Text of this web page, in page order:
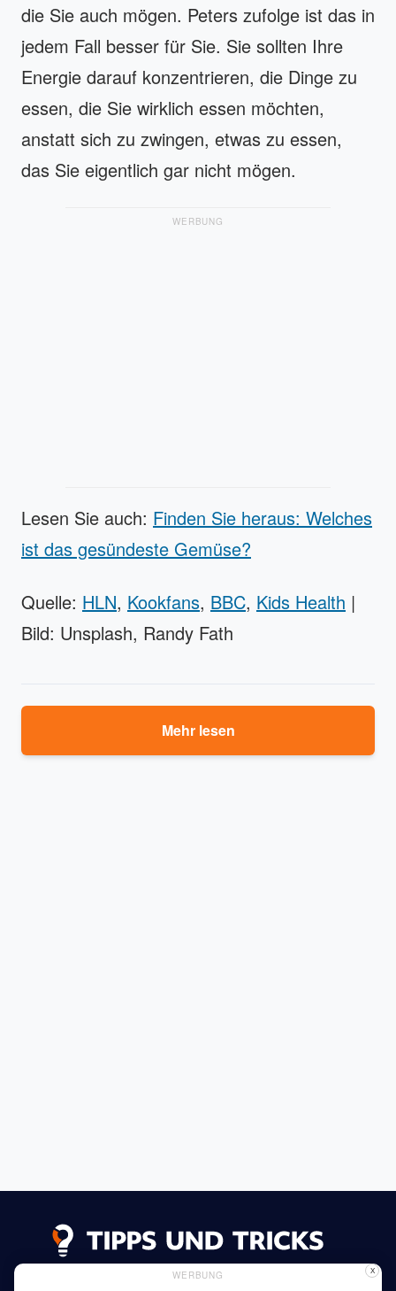
die Sie auch mögen. Peters zufolge ist das in
jedem Fall besser für Sie. Sie sollten Ihre
Energie darauf konzentrieren, die Dinge zu
essen, die Sie wirklich essen möchten,
anstatt sich zu zwingen, etwas zu essen,
das Sie eigentlich gar nicht mögen.
WERBUNG
Lesen Sie auch: Finden Sie heraus: Welches
ist das gesündeste Gemüse?
Quelle: HLN, Kookfans, BBC, Kids Health |
Bild: Unsplash, Randy Fath
Mehr lesen
WERBUNG X